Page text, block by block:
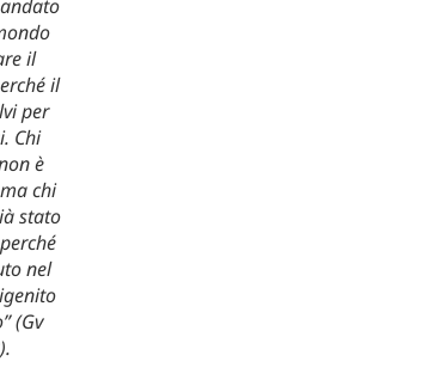
il
il
per
Chi
è
chi
stato
nel
(Gv